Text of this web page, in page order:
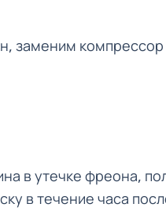
заменим
в утечке фреона,
в течение часа